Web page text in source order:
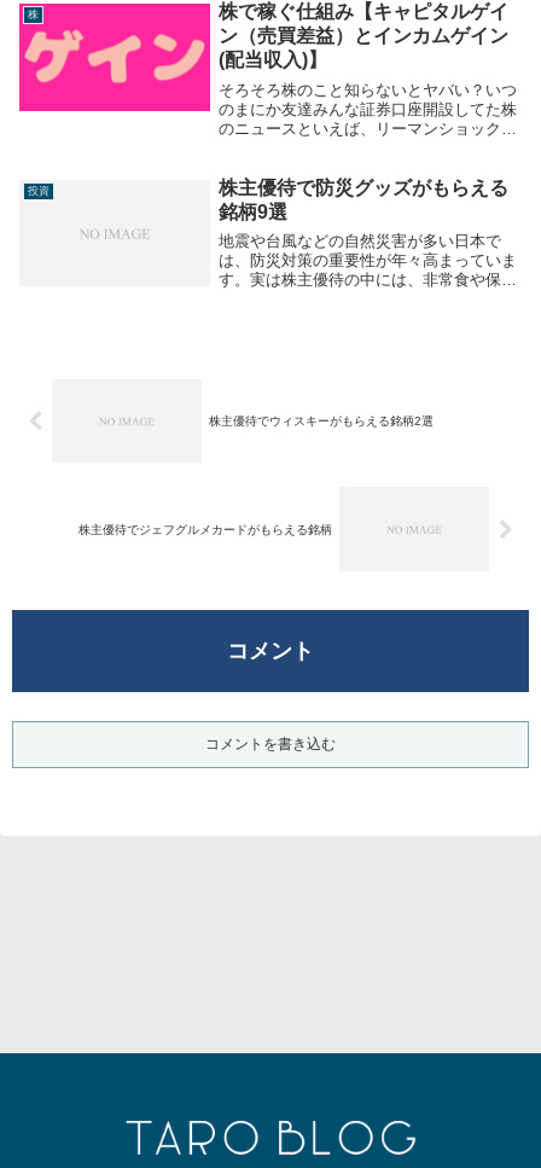
取りました。といっても難しいことはあり
ません少し聞...
株
株で稼ぐ仕組み【キャピタルゲイ
ン（売買差益）とインカムゲイン
(配当収入)】
そろそろ株のこと知らないとヤバい？いつ
のまにか友達みんな証券口座開設してた株
のニュースといえば、リーマンショックと
とか、ニュースの最後に日経平均が何円で
したとかよく...
投資
株主優待で防災グッズがもらえる
銘柄9選
地震や台風などの自然災害が多い日本で
は、防災対策の重要性が年々高まっていま
す。実は株主優待の中には、非常食や保存
株主優待でウィスキーがもらえる銘柄2選
株主優待でジェフグルメカードがもらえる銘柄
コメント
コメントを書き込む